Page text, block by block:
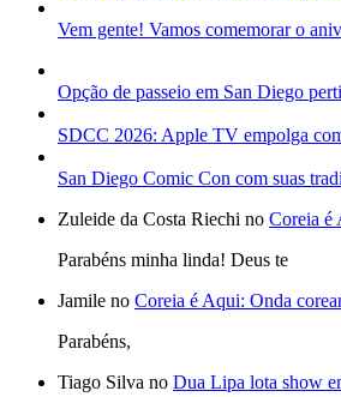
Vem gente! Vamos comemorar o
Opção de passeio em San Diego
SDCC 2026: Apple TV empolga
San Diego Comic Con com suas
Zuleide da Costa Riechi no Coreia é
Parabéns minha linda! Deus te
Jamile no Coreia é Aqui: Onda
Parabéns,
Tiago Silva no Dua Lipa lota show